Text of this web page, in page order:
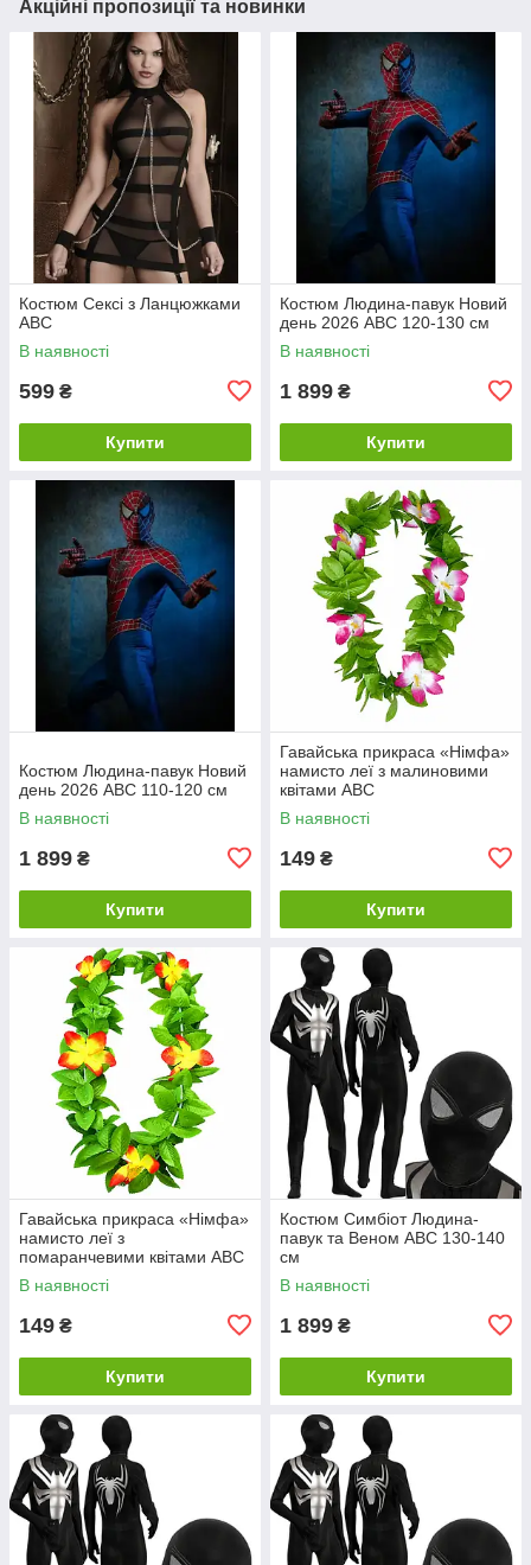
Акційні пропозиції та новинки
Костюм Сексі з Ланцюжками
ABC
В наявності
599 ₴
Купити
Костюм Людина-павук Новий
день 2026 ABC 120-130 см
В наявності
1 899 ₴
Купити
Костюм Людина-павук Новий
день 2026 ABC 110-120 см
В наявності
1 899 ₴
Купити
Гавайська прикраса «Німфа»
намисто леї з малиновими
квітами ABC
В наявності
149 ₴
Купити
Гавайська прикраса «Німфа»
намисто леї з
помаранчевими квітами ABC
В наявності
149 ₴
Купити
Костюм Симбіот Людина-
павук та Веном ABC 130-140
см
В наявності
1 899 ₴
Купити